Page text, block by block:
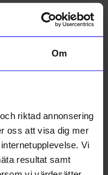
Om
riktad annonsering
oss att visa dig mer
Vi
resultat samt